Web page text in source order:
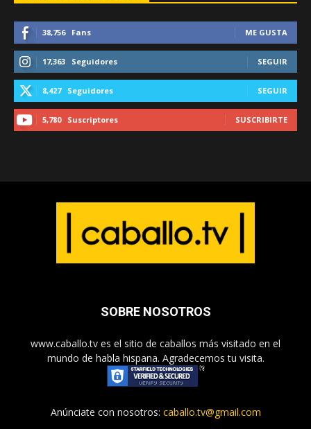
38,756 Fans ME GUSTA
17,363 Seguidores SEGUIR
8,427 Seguidores SEGUIR
5,780 Suscriptores SUSCRIBIRTE
SOBRE NOSOTROS
www.caballo.tv es el sitio de caballos más visitado en el
mundo de habla hispana. Agradecemos tu visita.
Anúnciate con nosotros: caballo.tv@gmail.com